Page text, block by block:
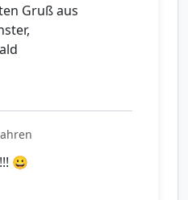
Gruß aus
😀